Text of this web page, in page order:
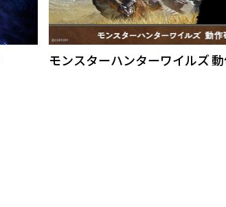
モンスターハンターワイルズ